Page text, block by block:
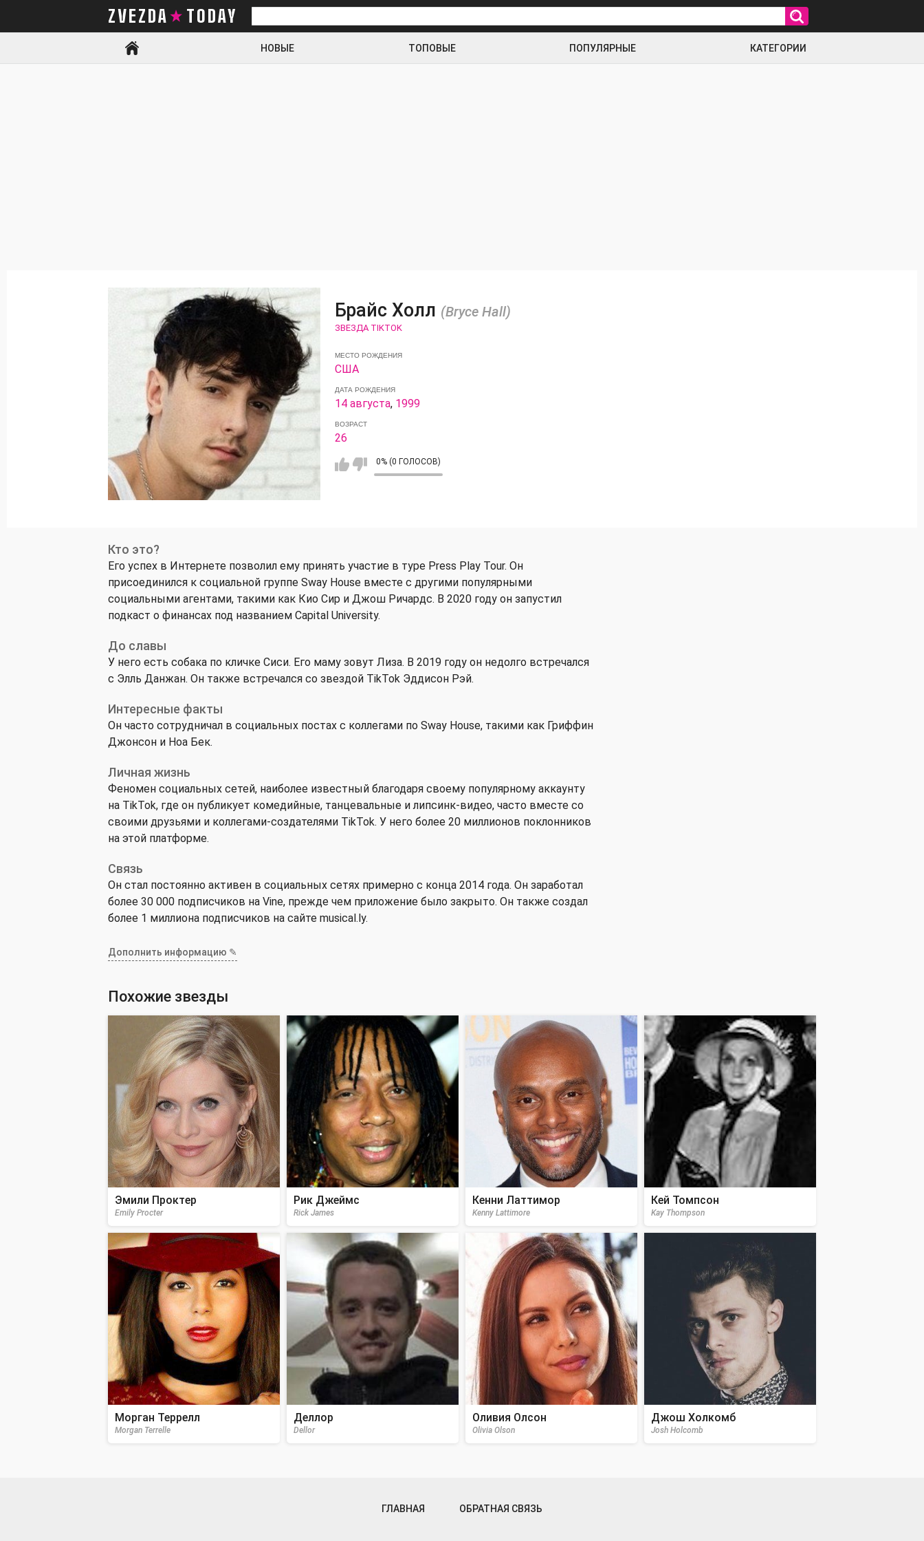
ZVEZDA TODAY
Искать
НОВЫЕ ТОПОВЫЕ ПОПУЛЯРНЫЕ КАТЕГОРИИ
Брайс Холл (Bryce Hall)
ЗВЕЗДА TIKTOK
МЕСТО РОЖДЕНИЯ
США
ДАТА РОЖДЕНИЯ
14 августа, 1999
ВОЗРАСТ
26
0% (0 ГОЛОСОВ)
Кто это?
Его успех в Интернете позволил ему принять участие в туре Press Play Tour. Он
присоединился к социальной группе Sway House вместе с другими популярными
социальными агентами, такими как Кио Сир и Джош Ричардс. В 2020 году он запустил
подкаст о финансах под названием Capital University.
До славы
У него есть собака по кличке Сиси. Его маму зовут Лиза. В 2019 году он недолго встречался
с Элль Данжан. Он также встречался со звездой TikTok Эддисон Рэй.
Интересные факты
Он часто сотрудничал в социальных постах с коллегами по Sway House, такими как Гриффин
Джонсон и Ноа Бек.
Личная жизнь
Феномен социальных сетей, наиболее известный благодаря своему популярному аккаунту
на TikTok, где он публикует комедийные, танцевальные и липсинк-видео, часто вместе со
своими друзьями и коллегами-создателями TikTok. У него более 20 миллионов поклонников
на этой платформе.
Связь
Он стал постоянно активен в социальных сетях примерно с конца 2014 года. Он заработал
более 30 000 подписчиков на Vine, прежде чем приложение было закрыто. Он также создал
более 1 миллиона подписчиков на сайте musical.ly.
Дополнить информацию ✎
Похожие звезды
Эмили Проктер
Emily Procter
Рик Джеймс
Rick James
Кенни Латтимор
Kenny Lattimore
Кей Томпсон
Kay Thompson
Морган Террелл
Morgan Terrelle
Деллор
Dellor
Оливия Олсон
Olivia Olson
Джош Холкомб
Josh Holcomb
ГЛАВНАЯ ОБРАТНАЯ СВЯЗЬ